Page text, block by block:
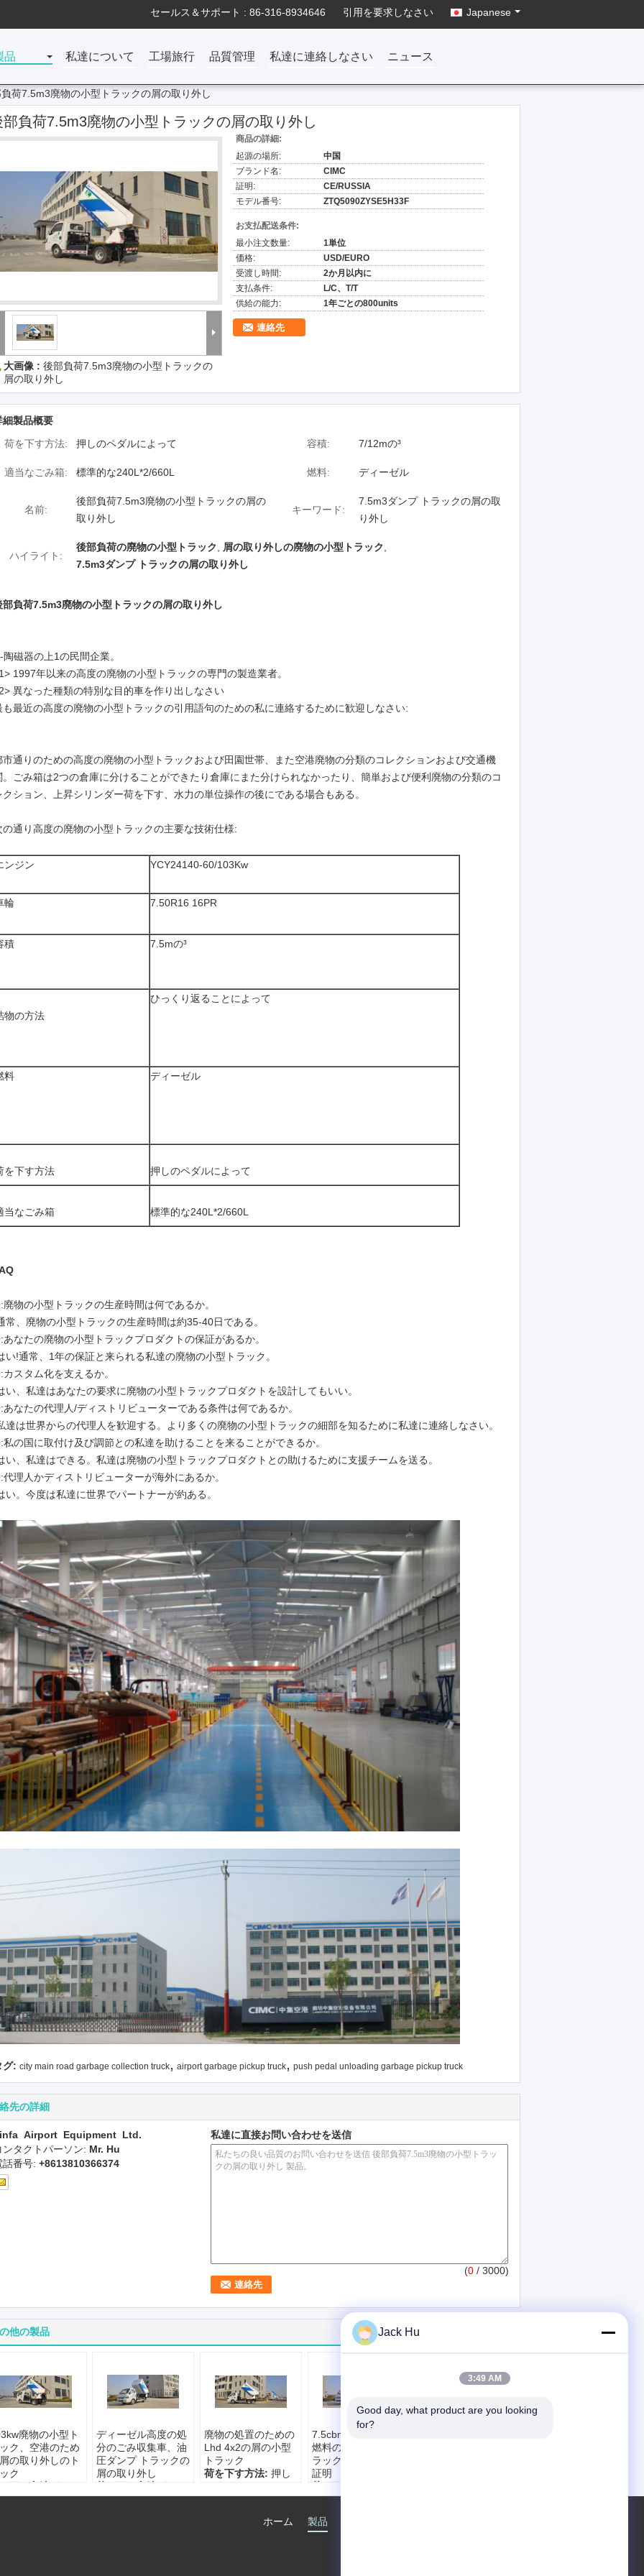
セールス＆サポート : 86-316-8934646 引用を要求しなさい Japanese
品 私達について 工場旅行 品質管理 私達に連絡しなさい ニュース
荷7.5m3廃物の小型トラックの屑の取り外し
部負荷7.5m3廃物の小型トラックの屑の取り外し
大画像 : 後部負荷7.5m3廃物の小型トラックの
屑の取り外し
商品の詳細:
起源の場所:
中国
ブランド名:
CIMC
証明:
CE/RUSSIA
モデル番号:
ZTQ5090ZYSE5H33F
お支払配送条件:
最小注文数量:
1単位
価格:
USD/EURO
受渡し時間:
2か月以内に
支払条件:
L/C、T/T
供給の能力:
1年ごとの800units
連絡先
細製品概要
荷を下す方法:
押しのペダルによって 容積: 7/12mの³
適当なごみ箱: 標準的な240L*2/660L 燃料: ディーゼル
名前:
後部負荷7.5m3廃物の小型トラックの屑の
取り外し
キーワード:
7.5m3ダンプ トラックの屑の取
り外し
ハイライト:
後部負荷の廃物の小型トラック 屑の取り外しの廃物の小型トラック
7.5m3ダンプ トラックの屑の取り外し
部負荷7.5m3廃物の小型トラックの屑の取り外し
陶磁器の上1の民間企業。
1997年以来の高度の廃物の小型トラックの専門の製造業者。
異なった種類の特別な目的車を作り出しなさい
も最近の高度の廃物の小型トラックの引用語句のための私に連絡するために歓迎しなさい:
市通りのための高度の廃物の小型トラックおよび田園世帯、また空港廃物の分類のコレクションおよび交通機
。ごみ箱は2つの倉庫に分けることができたり倉庫にまた分けられなかったり、簡単および便利廃物の分類のコ
クション、上昇シリンダー荷を下す、水力の単位操作の後にである場合もある。
の通り高度の廃物の小型トラックの主要な技術仕様:
ンジン YCY24140-60/103Kw
輪 7.50R16 16PR
積 7.5mの³
物の方法
ひっくり返ることによって
料 ディーゼル
を下す方法 押しのペダルによって
当なごみ箱 標準的な240L*2/660L
廃物の小型トラックの生産時間は何であるか。
常、廃物の小型トラックの生産時間は約35-40日である。
あなたの廃物の小型トラックプロダクトの保証があるか。
い!通常、1年の保証と来られる私達の廃物の小型トラック。
カスタム化を支えるか。
い、私達はあなたの要求に廃物の小型トラックプロダクトを設計してもいい。
あなたの代理人/ディストリビューターである条件は何であるか。
達は世界からの代理人を歓迎する。より多くの廃物の小型トラックの細部を知るために私達に連絡しなさい。
私の国に取付け及び調節との私達を助けることを来ることができるか。
い、私達はできる。私達は廃物の小型トラックプロダクトとの助けるために支援チームを送る。
代理人かディストリビューターが海外にあるか。
い。今度は私達に世界でパートナーが約ある。
グ: city main road garbage collection truck, airport garbage pickup truck, push pedal unloading garbage pickup truck
先の詳細
Airport Equipment Ltd.
ンタクトパーソン: Mr. Hu
話番号: +8613810366374
私達に直接お問い合わせを送信
(0 / 3000)
他の製品
廃物の小型ト
ク、空港のため
の取り外しのト
ク
ダルによって
ディーゼル高度の処
分のごみ収集車、油
圧ダンプ トラックの
屑の取り外し
のペダルによって
廃物の処置のための
Lhd 4x2の屑の小型
トラック
荷を下す方法: 押し
容積:7/12mの³
的な240L*2/660L
7.5cbmディーゼル
燃料の廃物の小型ト
ラックのセリウムの
証明
のペダルによって
適当なごみ箱:
製品
ホーム
Jack Hu
3:49 AM
Good day, what product are you looking
for?